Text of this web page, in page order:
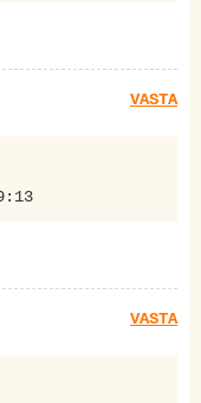
VASTA
VASTA